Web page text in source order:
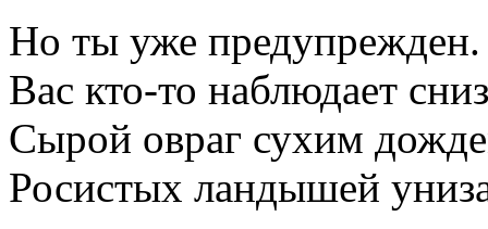
Но ты уже предупрежден.
Вас кто-то наблюдает
Сырой овраг сухим
Росистых ландышей